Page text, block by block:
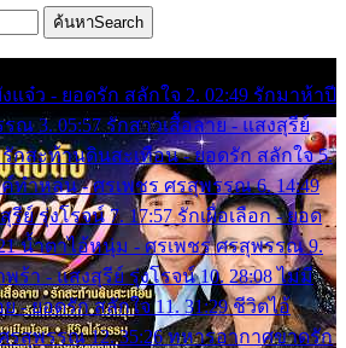
ค้นหาSearch
แจ๋ว - ยอดรัก สลักใจ 2. 02:49 รักมาห้าปี
ณ 3. 05:57 รักสาวเสื้อลาย - แสงสุรีย์
รักสะท้านดินสะเทือน - ยอดรัก สลักใจ 5.
ค์ทำหล่น - ศรเพชร ศรสุพรรณ 6. 14:49
รีย์ รุ่งโรจน์ 7. 17:57 รักเผื่อเลือก - ยอด
น้ำตาไอ้หนุ่ม - ศรเพชร ศรสุพรรณ 9.
ร้า - แสงสุรีย์ รุ่งโรจน์ 10. 28:08 ไม่มี
- ยอดรัก สลักใจ 11. 31:29 ชีวิตไอ้
รสุพรรณ 12. 35:26 ทหารอากาศขาดรัก